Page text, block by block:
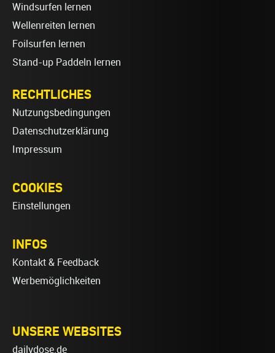
Windsurfen lernen
Wellenreiten lernen
Foilsurfen lernen
Stand-up Paddeln lernen
RECHTLICHES
Nutzungsbedingungen
Datenschutzerklärung
Impressum
COOKIES
Einstellungen
INFOS
Kontakt & Feedback
Werbemöglichkeiten
UNSERE WEBSITES
dailydose.de